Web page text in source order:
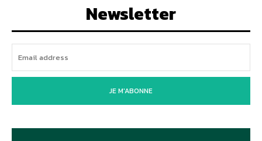
Newsletter
JE M'ABONNE